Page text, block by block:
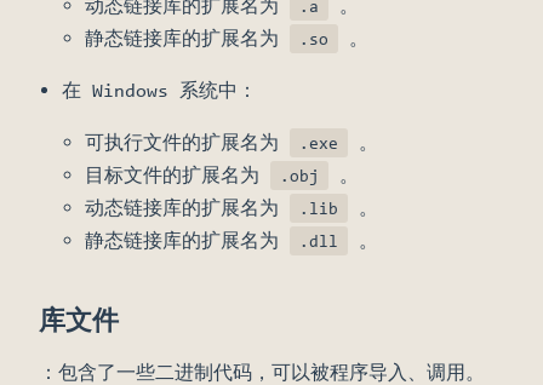
动态链接库的扩展名为
.a
。
静态链接库的扩展名为
.so 。
在 Windows 系统中：
可执行文件的扩展名为 .exe
。
目标文件的扩展名为
.obj
。
动态链接库的扩展名为
.lib
。
静态链接库的扩展名为
.dll 。
库文件
：包含了一些二进制代码，可以被程序导入、调用。